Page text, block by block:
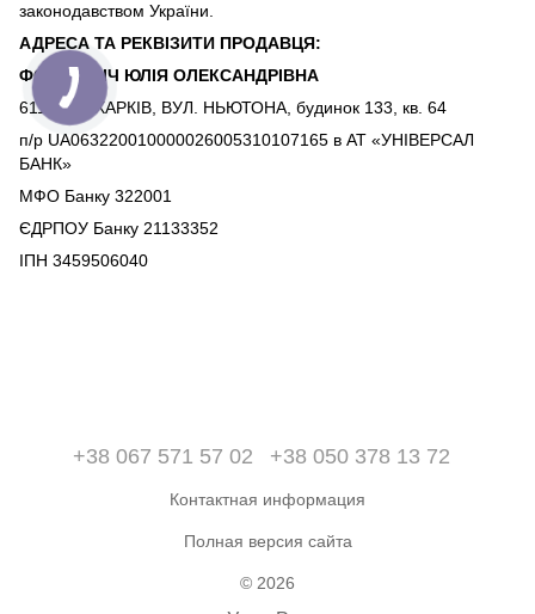
законодавством України.
АДРЕСА ТА РЕКВІЗИТИ ПРОДАВЦЯ:
ФОП ПРІСІЧ ЮЛІЯ ОЛЕКСАНДРІВНА
61162, М.ХАРКІВ, ВУЛ. НЬЮТОНА, будинок 133, кв. 64
п/р UA063220010000026005310107165 в АТ «УНІВЕРСАЛ
БАНК»
МФО Банку 322001
ЄДРПОУ Банку 21133352
ІПН 3459506040
+38 067 571 57 02 +38 050 378 13 72
Контактная информация
Полная версия сайта
© 2026